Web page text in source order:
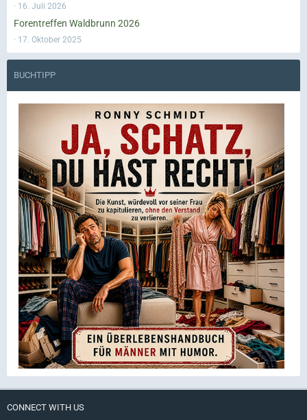
16. Juli 2026
Forentreffen Waldbrunn 2026
17. Oktober 2025
BUCHTIPP
CONNECT WITH US